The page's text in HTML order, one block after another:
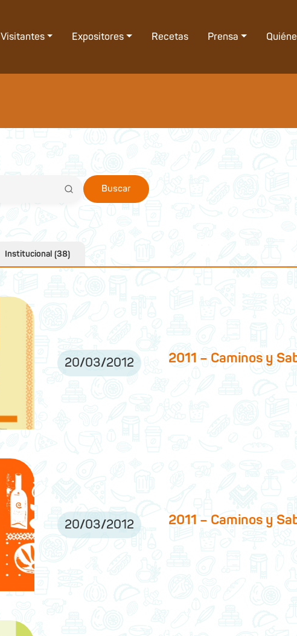
Visitantes Expositores Recetas Prensa
Buscar
Institucional (38)
20/03/2012 2011 – Caminos y
20/03/2012 2011 – Caminos y